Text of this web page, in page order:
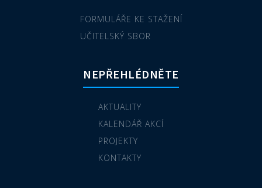
FORMULÁŘE KE STAŽENÍ
UČITELSKÝ SBOR
NEPŘEHLÉDNĚTE
AKTUALITY
KALENDÁŘ AKCÍ
PROJEKTY
KONTAKTY